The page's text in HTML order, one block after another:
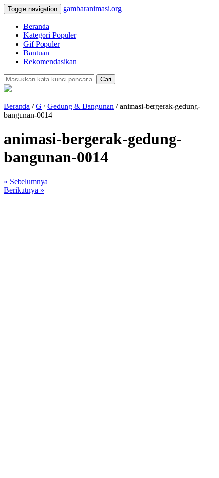
Toggle navigation gambaranimasi.org
Beranda
Kategori Populer
Gif Populer
Bantuan
Rekomendasikan
Cari
Beranda /G /Gedung & Bangunan / animasi-bergerak-gedung-
bangunan-0014
animasi-bergerak-gedung-
bangunan-0014
« Sebelumnya
Berikutnya »